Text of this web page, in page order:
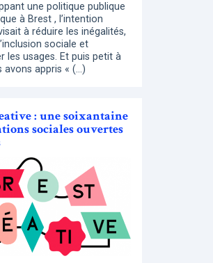
une politique publique
à Brest , l’intention
à réduire les inégalités,
sociale et
les usages. Et puis petit à
avons appris « (…)
: une soixantaine
sociales ouvertes